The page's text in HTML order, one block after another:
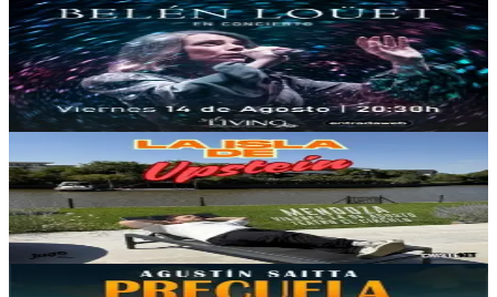
Luján de Cuyo
Belen Louet
14/08/2026, 20:30 hsVie., 14 ago. ,20:30 hs
0
0
El Círculo Teatro
La Isla de Upstein
14/08/2026, 21:00 hsVie., 14 ago.,21:00 hs
27
2
Teatro Selectro